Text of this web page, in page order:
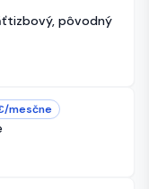
pôvodný
mesčne